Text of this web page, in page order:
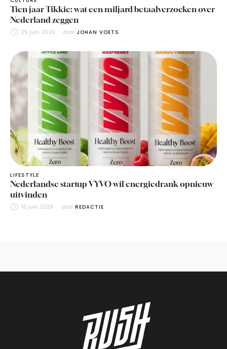
Tien jaar Tikkie: wat een miljard betaalverzoeken over
Nederland zeggen
25 juni 2026 door JOHAN VOETS
LIFESTYLE
Nederlandse startup VYVO wil energiedrank opnieuw
uitvinden
18 juni 2026 door REDACTIE